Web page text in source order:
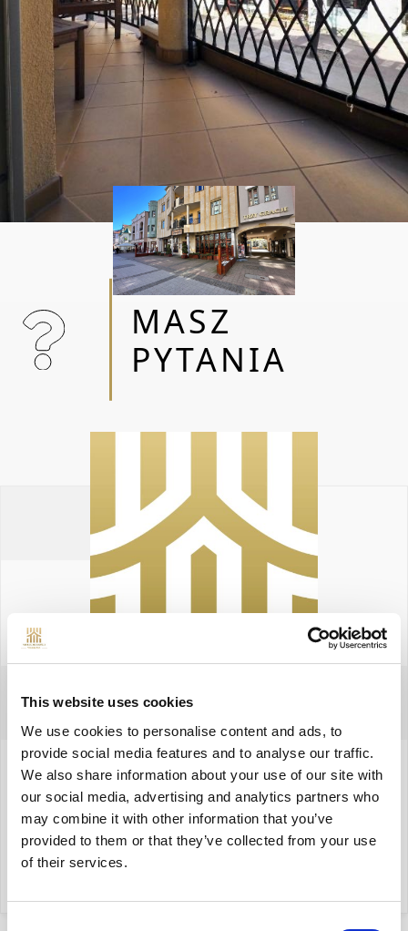
This website uses cookies
We use cookies to personalise content and ads, to
provide social media features and to analyse our traffic.
We also share information about your use of our site with
our social media, advertising and analytics partners who
may combine it with other information that you’ve
provided to them or that they’ve collected from your use
of their services.
MASZ
PYTANIA
Dawid Yonekawa
+48 883 626 555
dawid@yonekawa.pl